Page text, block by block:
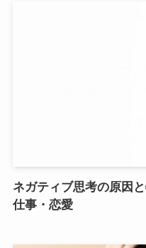
ネガティブ思考の原因
仕事・恋愛